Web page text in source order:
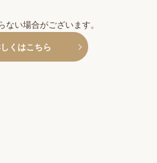
い場合がございます。
くはこちら